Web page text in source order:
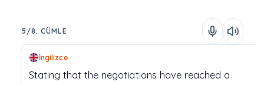
5/8. CÜMLE
İngilizce
Stating that the negotiations have reached a